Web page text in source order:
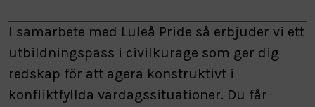
I samarbete med Luleå Pride så erbjuder vi ett
utbildningspass i civilkurage som ger dig
redskap för att agera konstruktivt i
konfliktfyllda vardagssituationer. Du får